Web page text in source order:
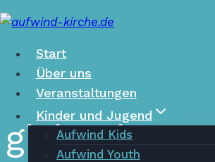
Zum
springen
Start
Über uns
Veranstaltungen
Kinder und Jugend
Aufwind Kids
Aufwind Youth
Uncategorized
giving is